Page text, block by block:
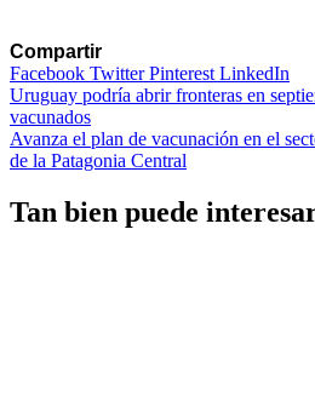
Compartir
Facebook TwitterPinterest LinkedIn
Navegación
de
entradas
Uruguay podría abrir fronteras en
vacunados
Avanza el plan de vacunación en el
de la Patagonia Central
Tan bien puede